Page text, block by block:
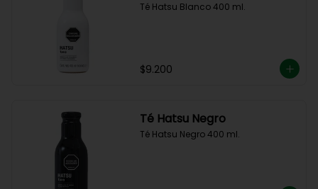
Té Hatsu Blanco 400 ml.
$9.200
Té Hatsu Negro
Té Hatsu Negro 400 ml.